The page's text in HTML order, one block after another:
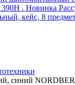
. Новинка
кейс, 8
синий